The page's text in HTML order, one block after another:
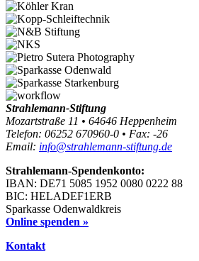
Strahlemann-Stiftung
Mozartstraße 11 • 64646 Heppenheim
Telefon: 06252 670960-0 • Fax: -26
Email: info@strahlemann-stiftung.de
Strahlemann-Spendenkonto:
IBAN: DE71 5085 1952 0080 0222 88
BIC: HELADEF1ERB
Sparkasse Odenwaldkreis
Online spenden »
Kontakt